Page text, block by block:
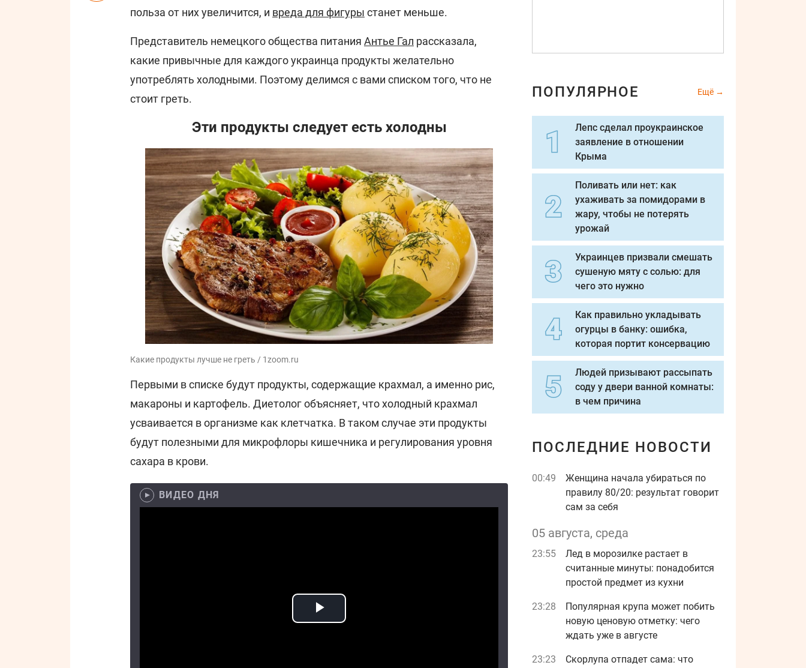
польза от них увеличится, и вреда для фигуры станет меньше.
Представитель немецкого общества питания Антье Гал рассказала,
какие привычные для каждого украинца продукты желательно
употреблять холодными. Поэтому делимся с вами списком того, что не
стоит греть.
Эти продукты следует есть холодны
Какие продукты лучше не греть / 1zoom.ru
Первыми в списке будут продукты, содержащие крахмал, а именно рис,
макароны и картофель. Диетолог объясняет, что холодный крахмал
усваивается в организме как клетчатка. В таком случае эти продукты
будут полезными для микрофлоры кишечника и регулирования уровня
сахара в крови.
ВИДЕО ДНЯ
ПОПУЛЯРНОЕ Ещё
Лепс сделал проукраинское
заявление в отношении
Крыма
Поливать или нет: как
ухаживать за помидорами в
жару, чтобы не потерять
урожай
Украинцев призвали смешать
сушеную мяту с солью: для
чего это нужно
Как правильно укладывать
огурцы в банку: ошибка,
которая портит консервацию
Людей призывают рассыпать
соду у двери ванной комнаты:
в чем причина
ПОСЛЕДНИЕ НОВОСТИ
00:49
Женщина начала убираться по
правилу 80/20: результат говорит
сам за себя
05 августа, среда
23:55
Лед в морозилке растает в
считанные минуты: понадобится
простой предмет из кухни
23:28
Популярная крупа может побить
новую ценовую отметку: чего
ждать уже в августе
23:23
Скорлупа отпадет сама: что